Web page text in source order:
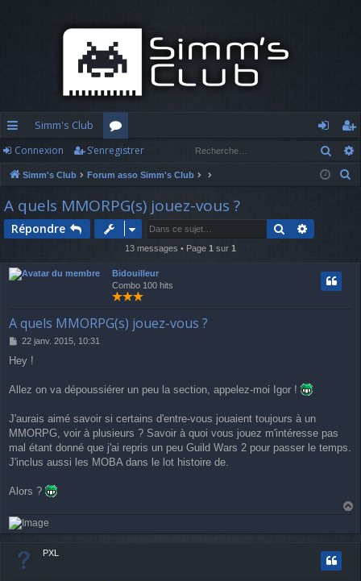
cc
ès
ra
pi
e
Simm's Club
or
u
m
s
o
n
n
’e
nr
Connexion S’enregistrer
Simm's Club Forum asso Simm's Club
A quels MMORPG(s) jouez-vous ?
Répondre Rechercher
13 messages • Page 1 sur 1
Bidouilleur
Combo 100 hits
A quels MMORPG(s) jouez-vous ?
M
s
a
22 janv. 2015, 10:31
Hey !
Allez on va dépoussiérer un peu la section, appelez-moi Igor !
J'aurais aimé savoir si certains d'entre-vous jouaient toujours à un
MMORPG, voir à plusieurs ? Savoir à quoi vous jouez m'intéresse pas
mal étant donné que j'ai repris un peu Guild Wars 2 pour passer le temps.
J'inclus aussi les MOBA dans le lot histoire de.
Alors ?
u
PXL